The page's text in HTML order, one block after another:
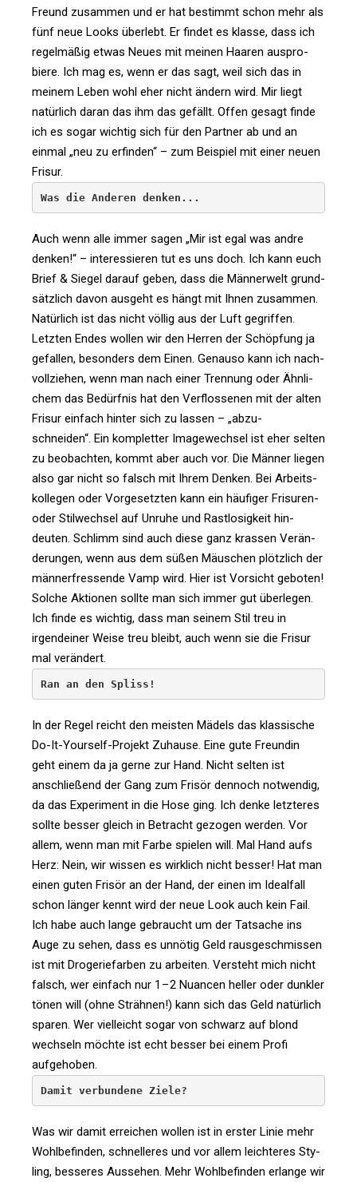
Freund zusammen und er hat bestimmt schon mehr als
fünf neue Looks über­lebt. Er findet es klasse, dass ich
regel­mäßig etwas Neues mit meinen Haaren aus­pro­
biere. Ich mag es, wenn er das sagt, weil sich das in
meinem Leben wohl eher nicht ändern wird. Mir liegt
natür­lich daran das ihm das gefällt. Offen gesagt finde
ich es sogar wichtig sich für den Partner ab und an
einmal „neu zu erfinden“ – zum Bei­spiel mit einer neuen
Frisur.
Was die Anderen denken...
Auch wenn alle immer sagen „Mir ist egal was andre
denken!“ – inter­es­sieren tut es uns doch. Ich kann euch
Brief & Siegel darauf geben, dass die Män­ner­welt grund­
sätz­lich davon aus­geht es hängt mit Ihnen zusammen.
Natür­lich ist das nicht völlig aus der Luft gegriffen.
Letzten Endes wollen wir den Herren der Schöp­fung ja
gefallen, beson­ders dem Einen. Genauso kann ich nach­
voll­ziehen, wenn man nach einer Tren­nung oder Ähn­li­
chem das Bedürfnis hat den Ver­flos­senen mit der alten
Frisur ein­fach hinter sich zu lassen – „abzu­
schneiden“. Ein kom­pletter Image­wechsel ist eher selten
zu beob­achten, kommt aber auch vor. Die Männer liegen
also gar nicht so falsch mit Ihrem Denken. Bei Arbeits­
kol­legen oder Vor­ge­setzten kann ein häu­figer Fri­suren-
oder Stil­wechsel auf Unruhe und Rast­lo­sig­keit hin­
deuten. Schlimm sind auch diese ganz krassen Ver­än­
de­rungen, wenn aus dem süßen Mäus­chen plötz­lich der
män­ner­fres­sende Vamp wird. Hier ist Vor­sicht geboten!
Solche Aktionen sollte man sich immer gut über­legen.
Ich finde es wichtig, dass man seinem Stil treu in
irgend­einer Weise treu bleibt, auch wenn sie die Frisur
mal verändert.
Ran an den Spliss!
In der Regel reicht den meisten Mädels das klas­si­sche
Do-It-Yourself-Pro­jekt Zuhause. Eine gute Freundin
geht einem da ja gerne zur Hand. Nicht selten ist
anschlie­ßend der Gang zum Frisör den­noch not­wendig,
da das Expe­ri­ment in die Hose ging. Ich denke letz­teres
sollte besser gleich in Betracht gezogen werden. Vor
allem, wenn man mit Farbe spielen will. Mal Hand aufs
Herz: Nein, wir wissen es wirk­lich nicht besser! Hat man
einen guten Frisör an der Hand, der einen im Ide­al­fall
schon länger kennt wird der neue Look auch kein Fail.
Ich habe auch lange gebraucht um der Tat­sache ins
Auge zu sehen, dass es unnötig Geld raus­ge­schmissen
ist mit Dro­ge­rie­farben zu arbeiten. Ver­steht mich nicht
falsch, wer ein­fach nur 1 – 2 Nuancen heller oder dunkler
tönen will (ohne Strähnen!) kann sich das Geld natür­lich
sparen. Wer viel­leicht sogar von schwarz auf blond
wech­seln möchte ist echt besser bei einem Profi
aufgehoben.
Damit verbundene Ziele?
Was wir damit errei­chen wollen ist in erster Linie mehr
Wohl­be­finden, schnel­leres und vor allem leich­teres Sty­
ling, bes­seres Aus­sehen. Mehr Wohl­be­finden erlange wir